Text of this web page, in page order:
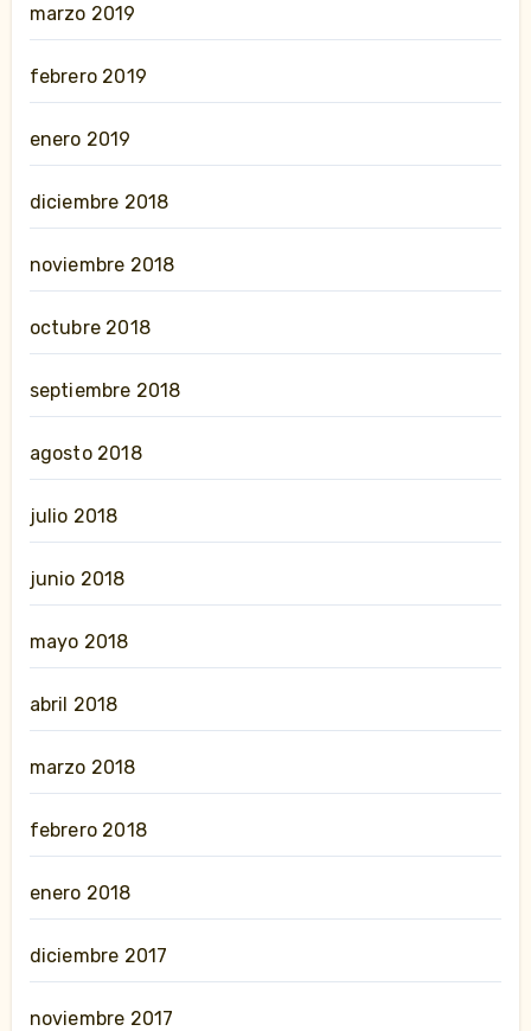
marzo 2019
febrero 2019
enero 2019
diciembre 2018
noviembre 2018
octubre 2018
septiembre 2018
agosto 2018
julio 2018
junio 2018
mayo 2018
abril 2018
marzo 2018
febrero 2018
enero 2018
diciembre 2017
noviembre 2017